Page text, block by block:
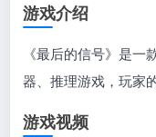
游戏介绍
《最后的信号》是
器、推理游戏，玩家
游戏视频